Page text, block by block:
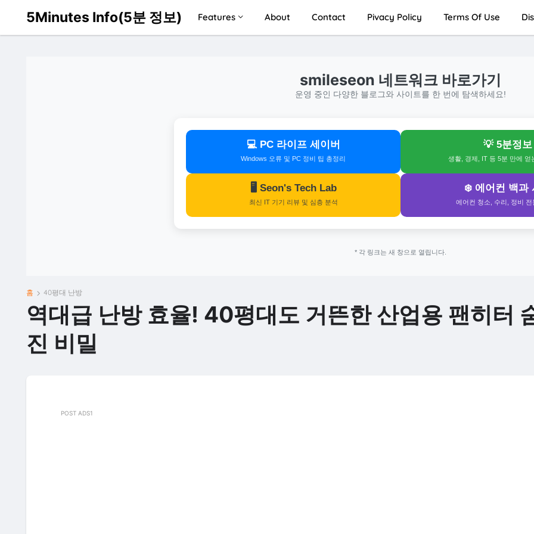
5Minutes Info(5분 정보) Features About Contact Pivacy Policy Terms Of Use
smileseon 네트워크 바로가기
운영 중인 다양한 블로그와 사이트를 한 번에 탐색하세요!
💻 PC 라이프 세이버
Windows 오류 및 PC 정비 팁 총정리
💡 5분정보
생활, 경제, IT 등 5분 만에 얻
🖥️ Seon's Tech Lab
최신 IT 기기 리뷰 및 심층 분석
❄️ 에어컨 백과
에어컨 청소, 수리, 정비 전
* 각 링크는 새 창으로 열립니다.
홈 40평대 난방
역대급 난방 효율! 40평대도 거뜬한 산업용 팬히터
진 비밀
POST ADS1